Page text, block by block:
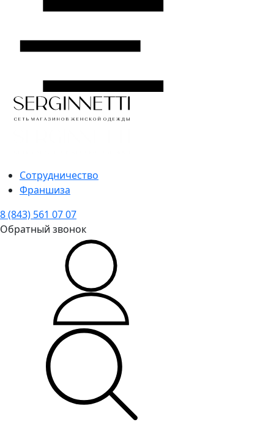
Сотрудничество
Франшиза
8 (843) 561 07 07
Обратный звонок